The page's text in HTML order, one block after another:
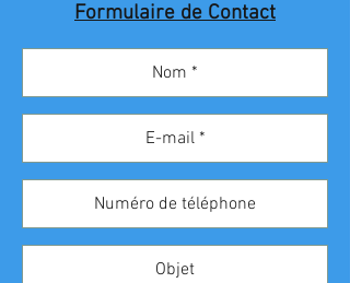
Formulaire de Contact